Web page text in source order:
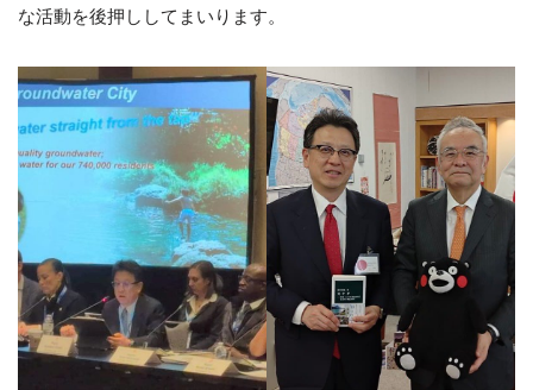
な活動を後押ししてまいります。